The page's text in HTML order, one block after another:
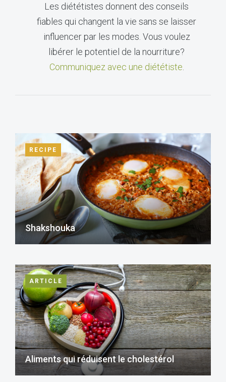
Les diététistes donnent des conseils
fiables qui changent la vie sans se laisser
influencer par les modes. Vous voulez
libérer le potentiel de la nourriture?
Communiquez avec une diététiste
RECIPE
Shakshouka
ARTICLE
Aliments qui réduisent le cholestérol